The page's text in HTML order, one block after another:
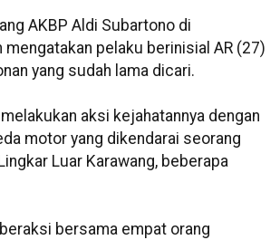
AKBP Aldi Subartono di
mengatakan pelaku berinisial AR (27)
yang sudah lama dicari.
aksi kejahatannya dengan
motor yang dikendarai seorang
Luar Karawang, beberapa
bersama empat orang